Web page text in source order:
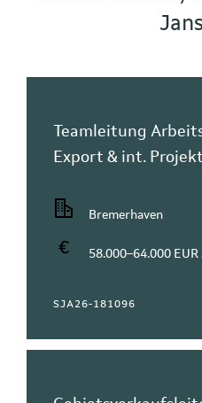
Teamleitung
Export & int.
Bremerhaven
58.000–64.000
SJA26-181096